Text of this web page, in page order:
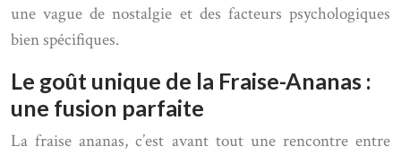
une vague de nostalgie et des facteurs psychologiques
bien spécifiques.
Le goût unique de la Fraise-Ananas :
une fusion parfaite
La fraise ananas, c’est avant tout une rencontre entre